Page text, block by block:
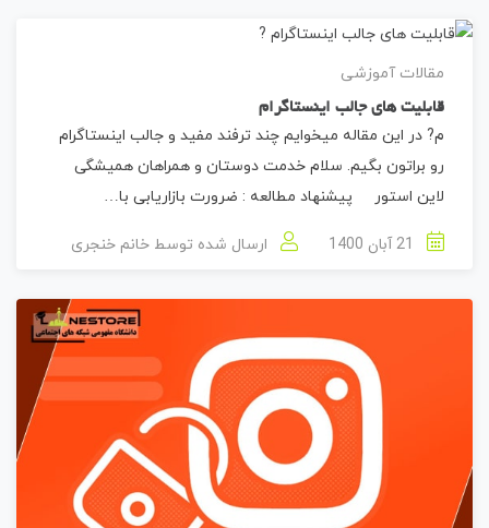
مقالات آموزشی
قابلیت های جالب اینستاگرام
م? در این مقاله میخوایم چند ترفند مفید و جالب اینستاگرام
رو براتون بگیم. سلام خدمت دوستان و همراهان همیشگی
لاین استور پیشنهاد مطالعه : ضرورت بازاریابی با…
ارسال شده توسط خانم خنجری